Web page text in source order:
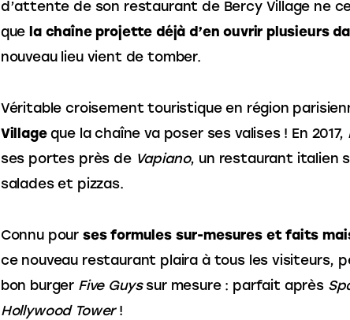
d’attente de son restaurant de Bercy Village ne
que la chaîne projette déjà d’en ouvrir plusieurs
nouveau lieu vient de tomber.
Véritable croisement touristique en région
Village que la chaîne va poser ses valises ! En 2017,
ses portes près de Vapiano, un restaurant italien
salades et pizzas.
Connu pour ses formules sur-mesures et faits
ce nouveau restaurant plaira à tous les visiteurs,
bon burger Five Guys sur mesure : parfait après
Hollywood Tower !